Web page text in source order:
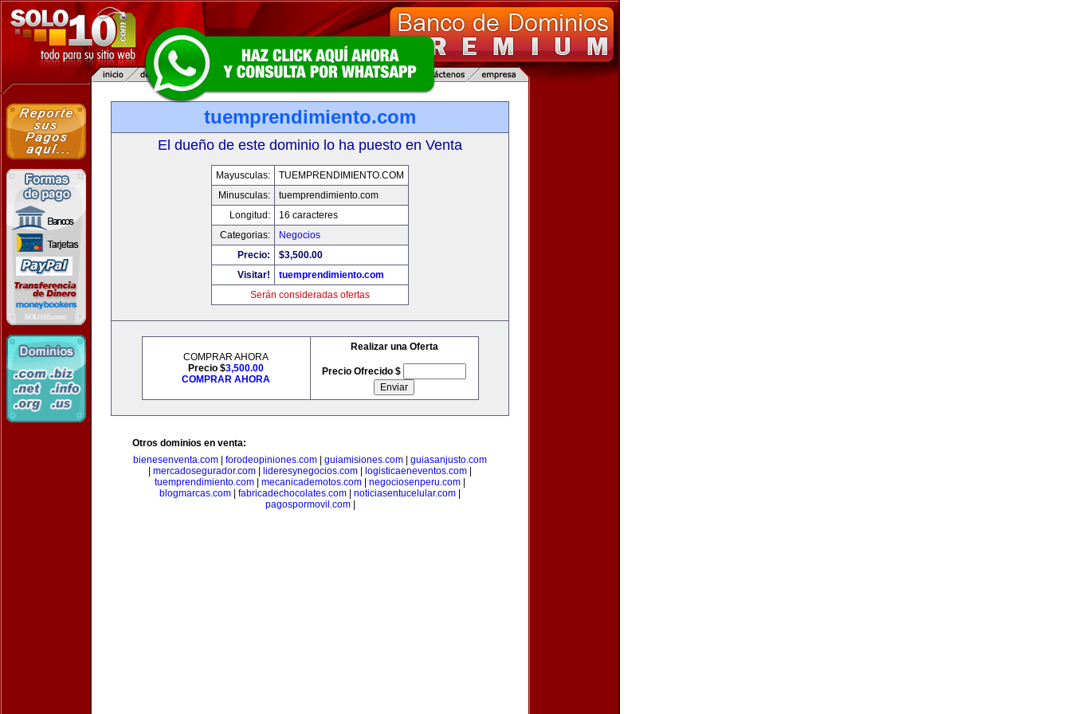
tuemprendimiento.com
El dueño de este dominio lo ha puesto en Venta
Mayusculas:
TUEMPRENDIMIENTO.COM
Minusculas:
tuemprendimiento.com
Longitud:
16 caracteres
Categorias:
Negocios
Precio:
$3,500.00
Visitar!
tuemprendimiento.com
Serán consideradas ofertas
COMPRAR AHORA
Precio $3,500.00
COMPRAR AHORA
Realizar una Oferta
Precio Ofrecido $
Otros dominios en venta:
bienesenventa.com
forodeopiniones.com guiamisiones.com
guiasanjusto.com
mercadosegurador.com lideresynegocios.com logisticaeneventos.com
tuemprendimiento.com
mecanicademotos.com negociosenperu.com
blogmarcas.com
fabricadechocolates.com noticiasentucelular.com
pagospormovil.com|